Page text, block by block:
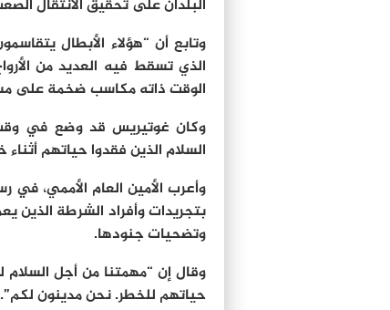
البلدان على تحقيق الانتقال
وتابع أن “هؤلاء الأبطال
الذي تسقط فيه العديد من
الوقت ذاته مكاسب ضخمة على
وكان غوتيريس قد وضع في وقت
السلام الذين فقدوا حياتهم
وأعرب الأمين العام الأممي، في
بتجريدات وأفراد الشرطة الذين
وتضحيات جنودها.
وقال إن “مهمتنا من أجل
حياتهم للخطر. نحن مدينون لكم”.